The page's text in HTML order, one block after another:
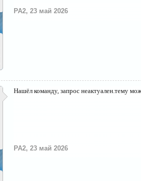
PA2, 23 май 2026
Нашёл команду, запрос неактуален.тему
PA2, 23 май 2026